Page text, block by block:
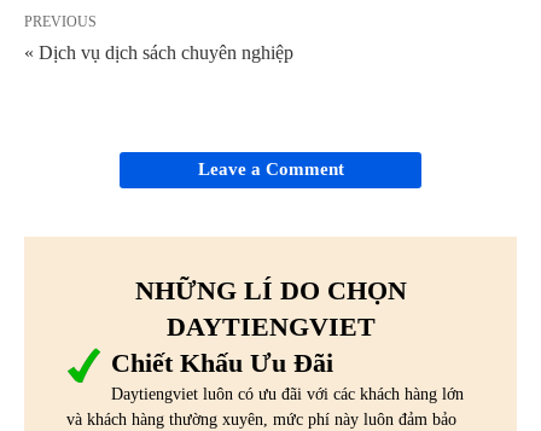
PREVIOUS
« Dịch vụ dịch sách chuyên nghiệp
Leave a Comment
NHỮNG LÍ DO CHỌN
DAYTIENGVIET
Chiết Khấu Ưu Đãi
Daytiengviet luôn có ưu đãi với các khách hàng lớn
và khách hàng thường xuyên, mức phí này luôn đảm bảo